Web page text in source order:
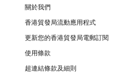
關於我們
香港貿發局流動應用程式
更新您的香港貿發局電郵訂閱
使用條款
超連結條款及細則